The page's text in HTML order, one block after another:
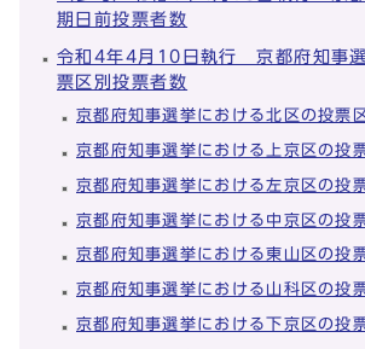
期日前投票者数
令和4年4月10日執行 京都府知事
票区別投票者数
京都府知事選挙における北区の投票
京都府知事選挙における上京区の投
京都府知事選挙における左京区の投
京都府知事選挙における中京区の投
京都府知事選挙における東山区の投
京都府知事選挙における山科区の投
京都府知事選挙における下京区の投